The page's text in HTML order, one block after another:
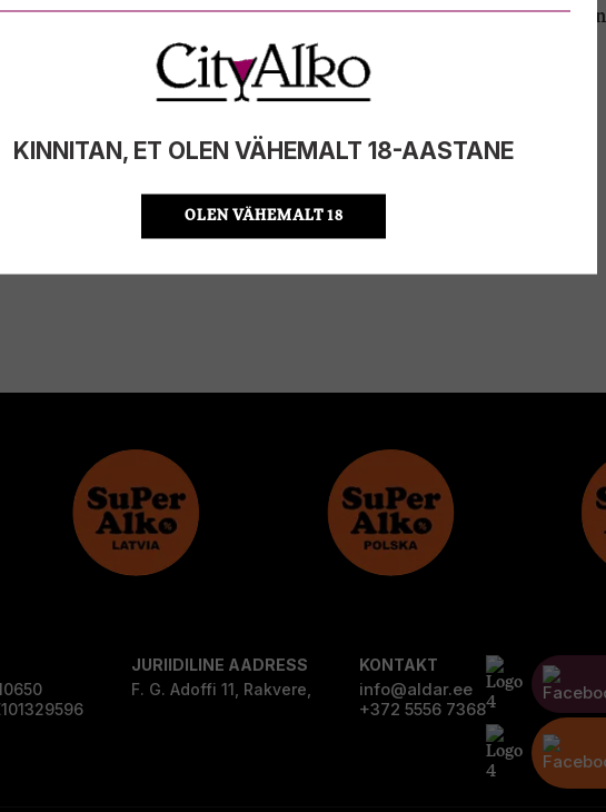
KINNITAN, ET OLEN VÄHEMALT 18-AASTANE
OLEN VÄHEMALT 18
TOOTE LIIK
KPN-kvaliteetvahuvein
ÜHIKU HIND
KOOD
KOGUS KASTIS
JURIIDILINE AADRESS
F. G. Adoffi 11, Rakvere,
KONTAKT
info@aldar.ee
+372 5556 7368